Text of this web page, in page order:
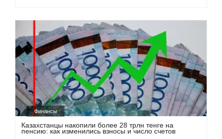
Финансы
Казахстанцы накопили более 28 трлн тенге на
пенсию: как изменились взносы и число счетов